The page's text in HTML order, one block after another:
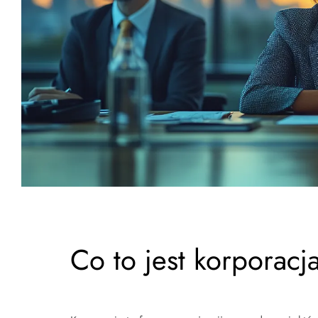
Co to jest